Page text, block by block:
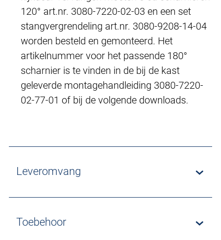
120° art.nr. 3080-7220-02-03 en een set
stangvergrendeling art.nr. 3080-9208-14-04
worden besteld en gemonteerd. Het
artikelnummer voor het passende 180°
scharnier is te vinden in de bij de kast
geleverde montagehandleiding 3080-7220-
02-77-01 of bij de volgende downloads.
Leveromvang
Toebehoor